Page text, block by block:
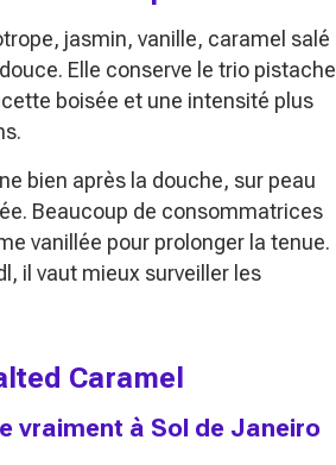
jasmin, vanille, caramel salé
Elle conserve le trio pistache
boisée et une intensité plus
bien après la douche, sur peau
Beaucoup de consommatrices
vanillée pour prolonger la tenue.
il vaut mieux surveiller les
Caramel
vraiment à Sol de Janeiro